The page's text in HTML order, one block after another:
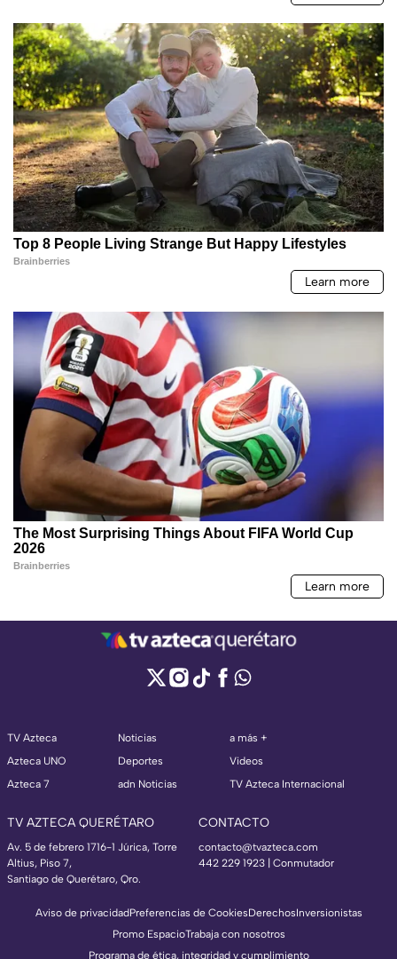
TV Azteca
Azteca UNO
Azteca 7
Noticias
Deportes
adn Noticias
a más +
Videos
TV Azteca Internacional
TV AZTECA QUERÉTARO
Av. 5 de febrero 1716-1 Júrica, Torre
Altius, Piso 7,
Santiago de Querétaro, Qro.
CONTACTO
contacto@tvazteca.com
442 229 1923 | Conmutador
Aviso de privacidadPreferencias de CookiesDerechosInversionistas
Promo EspacioTrabaja con nosotros
Programa de ética, integridad y cumplimiento